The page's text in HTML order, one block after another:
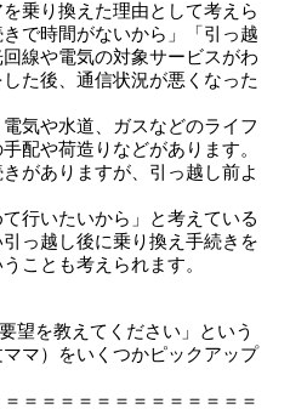
乗り換えた理由として考えら
で時間がないから」「引っ越
線や電気の対象サービスがわ
た後、通信状況が悪くなった
気や水道、ガスなどのライフ
配や荷造りなどがあります。
がありますが、引っ越し前よ
行いたいから」と考えている
っ越し後に乗り換え手続きを
ことも考えられます。
望を教えてください」という
マ）をいくつかピックアップ
＝＝＝＝＝＝＝＝＝＝＝＝＝